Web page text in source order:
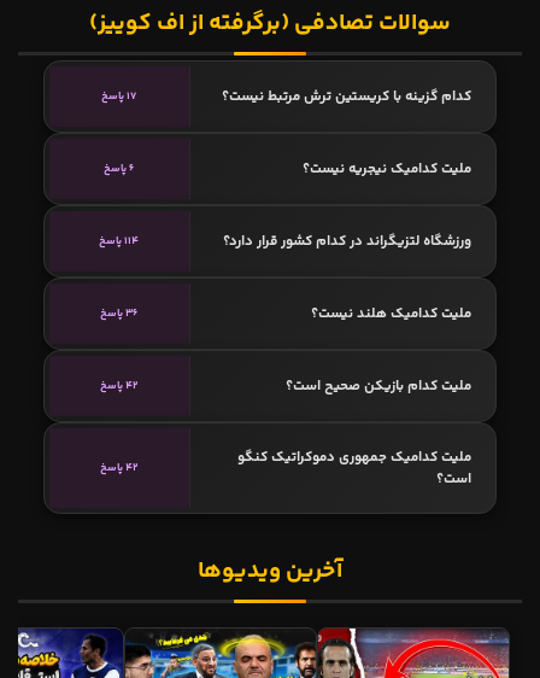
سوالات تصادفی (برگرفته از اف کوییز)
کدام گزینه با کریستین ترش مرتبط نیست؟ 17 پاسخ
ملیت کدامیک نیجریه نیست؟ 6 پاسخ
ورزشگاه لتزیگراند در کدام کشور قرار دارد؟ 114 پاسخ
ملیت کدامیک هلند نیست؟ 36 پاسخ
ملیت کدام بازیکن صحیح است؟ 42 پاسخ
ملیت کدامیک جمهوری دموکراتیک کنگو
است؟
42 پاسخ
آخرین ویدیوها